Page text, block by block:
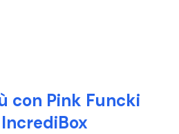
con Pink Funcki